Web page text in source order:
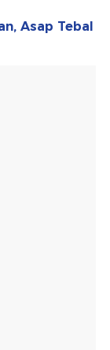
Asap Tebal